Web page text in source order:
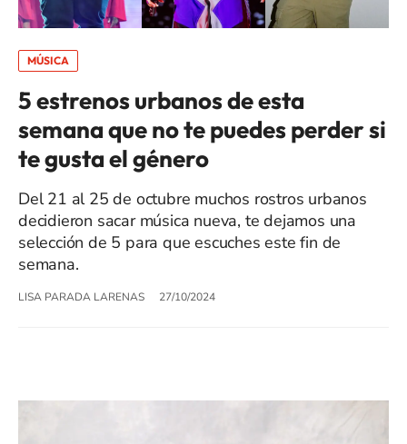
MÚSICA
5 estrenos urbanos de esta
semana que no te puedes perder si
te gusta el género
Del 21 al 25 de octubre muchos rostros urbanos
decidieron sacar música nueva, te dejamos una
selección de 5 para que escuches este fin de
semana.
LISA PARADA LARENAS 27/10/2024